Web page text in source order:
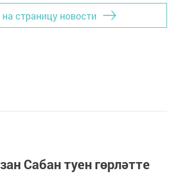
страницу новости
Сабан туен гөрләтте